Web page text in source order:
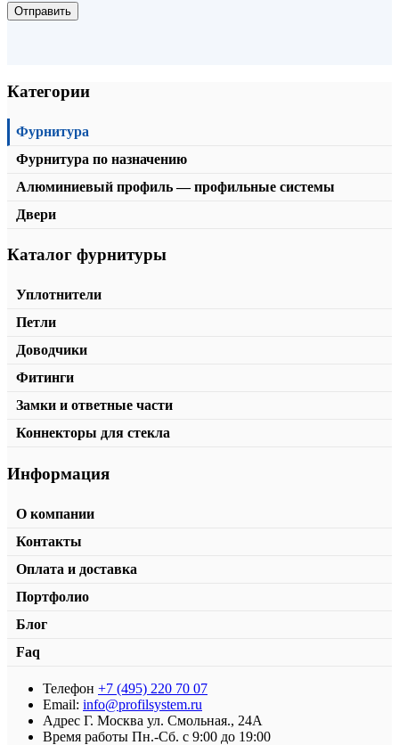
Петля с фаской T-362
от320,00₽ В корзину
Уплотнительный профиль T-217
200,00₽/пог.м. В корзину
Отправить
Категории
Фурнитура
Фурнитура по назначению
Алюминиевый профиль — профильные системы
Двери
Каталог фурнитуры
Уплотнители
Петли
Доводчики
Фитинги
Замки и ответные части
Коннекторы для стекла
Информация
О компании
Контакты
Оплата и доставка
Портфолио
Блог
Faq
Телефон +7 (495) 220 70 07
Email: info@profilsystem.ru
Адрес Г. Москва ул. Смольная., 24А
Время работы Пн.-Сб. с 9:00 до 19:00